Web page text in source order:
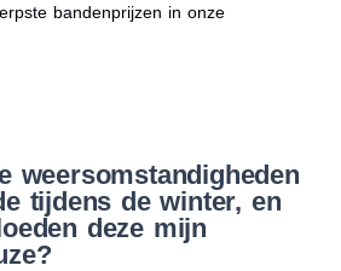
bandenprijzen in onze
weersomstandigheden
tijdens de winter, en
deze mijn